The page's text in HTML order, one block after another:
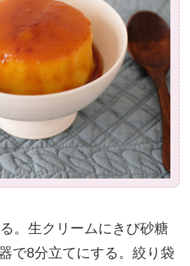
。生クリームにきび砂糖
で8分立てにする。絞り袋